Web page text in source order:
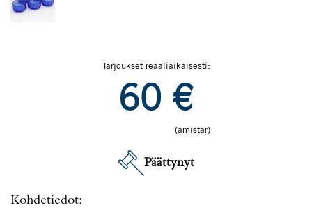
Tarjoukset reaaliaikaisesti:
60 €
(amistar)
Päättynyt
Kohdetiedot: